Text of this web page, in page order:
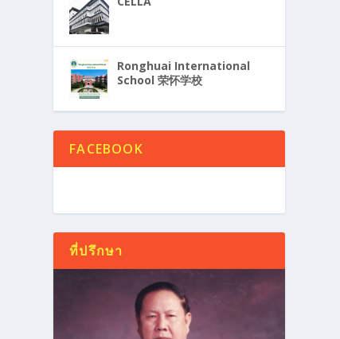
Ronghuai International
School 荣怀学校
FACEBOOK
ที่ปรึกษา